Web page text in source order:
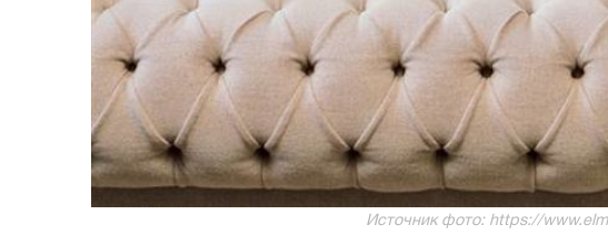
Источник фото: https://